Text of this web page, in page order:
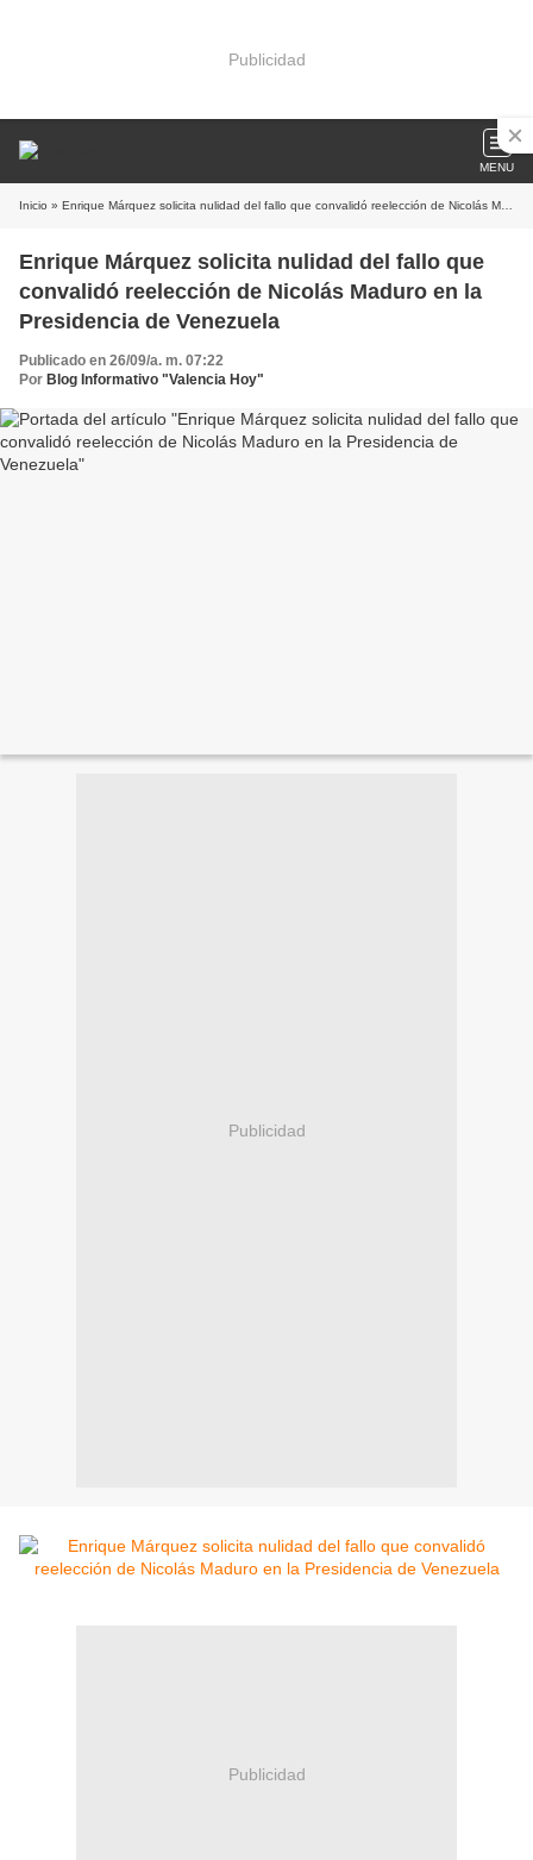
Publicidad
MENU
Inicio » Enrique Márquez solicita nulidad del fallo que convalidó reelección de Nicolás Maduro en la Presidencia de Venezuela
Enrique Márquez solicita nulidad del fallo que
convalidó reelección de Nicolás Maduro en la
Presidencia de Venezuela
Publicado en 26/09/a. m. 07:22
Por Blog Informativo "Valencia Hoy"
Publicidad
Publicidad